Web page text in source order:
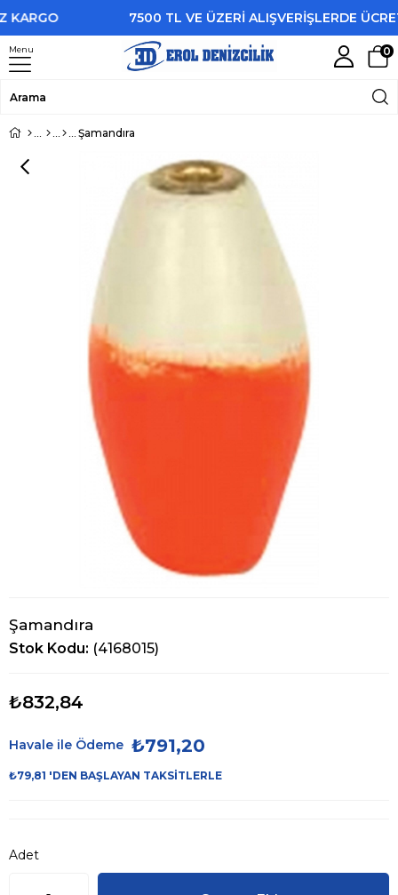
7500 TL VE ÜZERİ ALIŞVERİŞLERDE
Menu 0
Şamandıra
Şamandıra
Stok Kodu (4168015)
₺832,84
Havale ile Ödeme ₺791,20
₺79,81 'DEN BAŞLAYAN TAKSITLERLE
Adet